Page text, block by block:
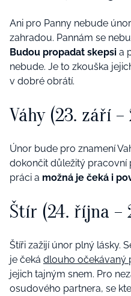
Ani pro Panny nebude
zahradou. Pannám se
Budou propadat skepsi a
nebude. Je to zkouška
v dobré obrátí.
Váhy (23. září
Únor bude pro znamení
dokončit důležitý pracovní
práci a možná je čeká i
Štír (24. října –
Štíři zažijí únor plný lásky.
je čeká dlouho očekávaný
jejich tajným snem. Pro
osudového partnera, se